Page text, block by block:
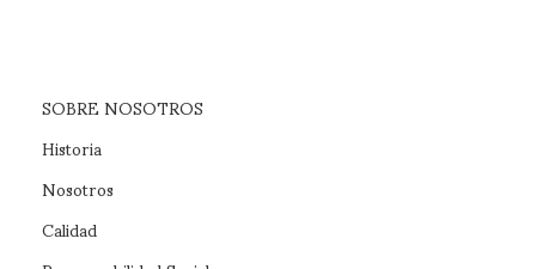
SOBRE NOSOTROS
Historia
Nosotros
Calidad